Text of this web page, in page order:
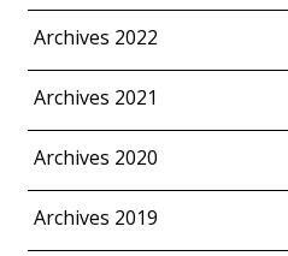
Archives 2022
Archives 2021
Archives 2020
Archives 2019